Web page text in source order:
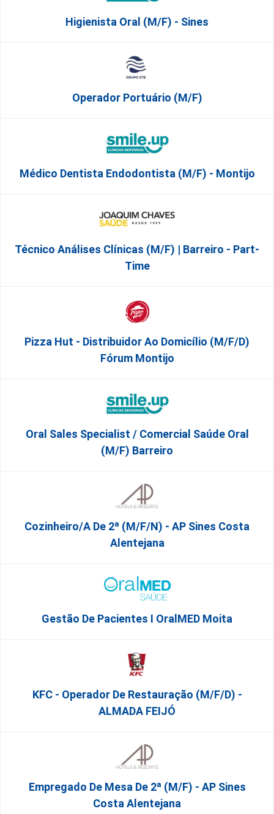
Higienista Oral (M/F) - Sines
Operador Portuário (m/f)
Médico Dentista Endodontista (M/F) - Montijo
Técnico Análises Clínicas (M/F) | Barreiro - Part-
Time
Pizza Hut - Distribuidor Ao Domicílio (m/f/d)
Fórum Montijo
Oral Sales Specialist / Comercial Saúde Oral
(M/F) Barreiro
Cozinheiro/a De 2ª (M/F/N) - AP Sines Costa
Alentejana
Gestão De Pacientes I OralMED Moita
KFC - Operador De Restauração (m/f/d) -
ALMADA FEIJÓ
Empregado De Mesa De 2ª (M/F) - AP Sines
Costa Alentejana